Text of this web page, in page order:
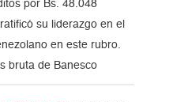
por Bs. 48.048
su liderazgo en el
en este rubro.
bruta de Banesco